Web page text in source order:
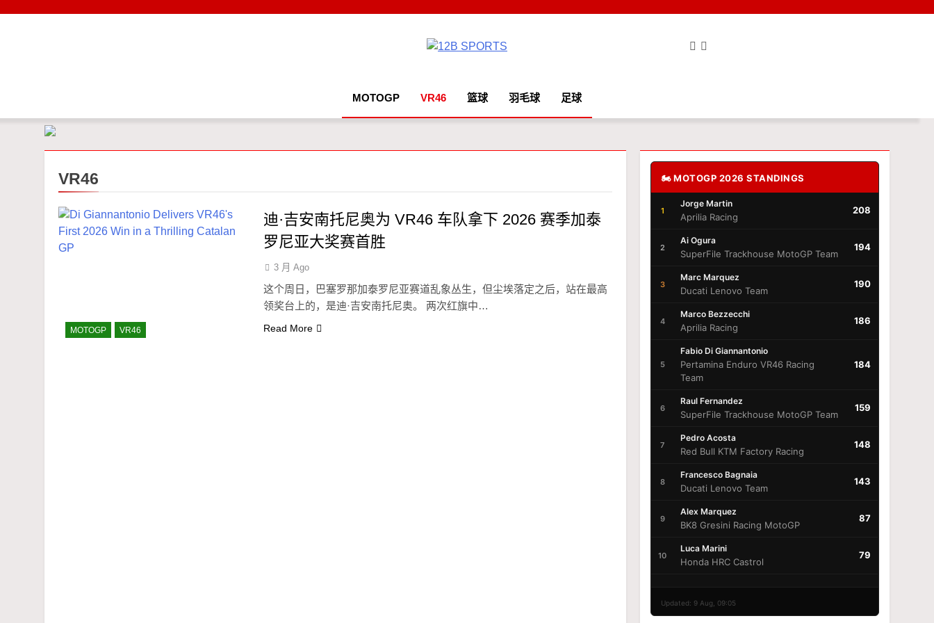
MOTOGP VR46 篮球 羽毛球 足球
VR46
MOTOGP VR46
迪·吉安南托尼奥为 VR46 车队拿下 2026 赛季加泰
罗尼亚大奖赛首胜
3 月 Ago
这个周日，巴塞罗那加泰罗尼亚赛道乱象丛生，但尘埃落定之后，站在最高
领奖台上的，是迪·吉安南托尼奥。 两次红旗中…
Read More
🏍️ MOTOGP 2026 STANDINGS
1
Jorge Martin
Aprilia Racing
208
2
Ai Ogura
SuperFile Trackhouse MotoGP Team
194
3
Marc Marquez
Ducati Lenovo Team
190
4
Marco Bezzecchi
Aprilia Racing
186
5
Fabio Di Giannantonio
Pertamina Enduro VR46 Racing
Team
184
6
Raul Fernandez
SuperFile Trackhouse MotoGP Team
159
7
Pedro Acosta
Red Bull KTM Factory Racing
148
8
Francesco Bagnaia
Ducati Lenovo Team
143
9
Alex Marquez
BK8 Gresini Racing MotoGP
87
10
Luca Marini
Honda HRC Castrol
79
Updated: 9 Aug, 09:05